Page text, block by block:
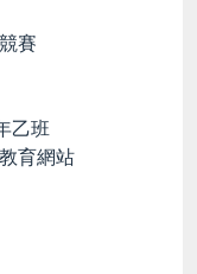
賽
乙班
育網站